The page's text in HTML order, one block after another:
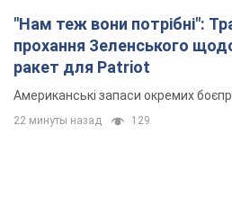
"Нам теж вони потрібні":
прохання Зеленського
ракет для Patriot
Американські запаси окремих
22 минуты назад 129